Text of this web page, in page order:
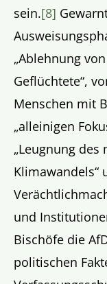
sein.[8]
„Ablehnung
Geflüchtete“,
Menschen mit
„alleinigen
„Leugnung des
Klimawandels“
und
Bischöfe die
politischen